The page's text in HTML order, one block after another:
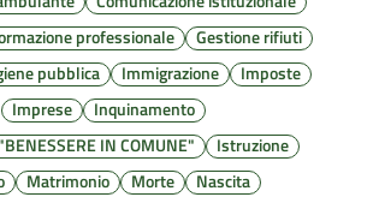
professionale
Gestione rifiuti
pubblica Immigrazione
Imposte
Imprese
Inquinamento
IN COMUNE"
Istruzione
Matrimonio Morte
Nascita